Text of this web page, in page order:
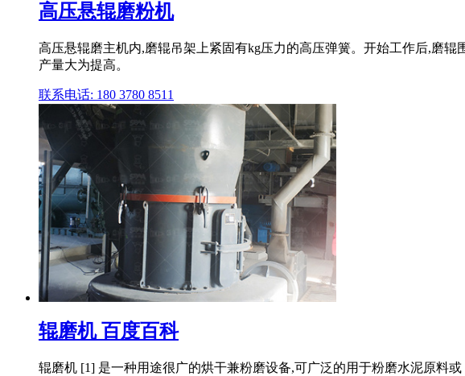
高压悬辊磨粉机
高压悬辊磨主机内,磨辊吊架上紧固有kg压力的高压弹簧。开始工作后,磨
产量大为提高。
联系电话: 180 3780 8511
辊磨机 百度百科
辊磨机 [1] 是一种用途很广的烘干兼粉磨设备,可广泛的用于粉磨水泥原料